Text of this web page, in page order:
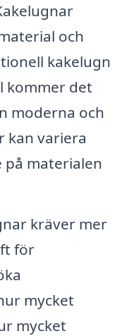
och
kakelugn
kommer det
moderna och
kan variera
materialen
kräver mer
för
mycket
mycket